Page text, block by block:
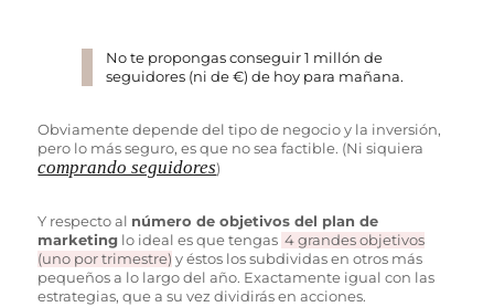
No te propongas conseguir 1 millón de
seguidores (ni de €) de hoy para mañana.
Obviamente depende del tipo de negocio y la inversión,
pero lo más seguro, es que no sea factible. (Ni siquiera
comprando seguidores)
Y respecto al número de objetivos del plan de
marketing lo ideal es que tengas 4 grandes objetivos
(uno por trimestre) y éstos los subdividas en otros más
pequeños a lo largo del año. Exactamente igual con las
estrategias, que a su vez dividirás en acciones.